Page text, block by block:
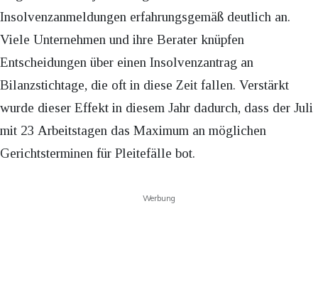
Insolvenzanmeldungen erfahrungsgemäß deutlich an.
Viele Unternehmen und ihre Berater knüpfen
Entscheidungen über einen Insolvenzantrag an
Bilanzstichtage, die oft in diese Zeit fallen. Verstärkt
wurde dieser Effekt in diesem Jahr dadurch, dass der Juli
mit 23 Arbeitstagen das Maximum an möglichen
Gerichtsterminen für Pleitefälle bot.
Werbung